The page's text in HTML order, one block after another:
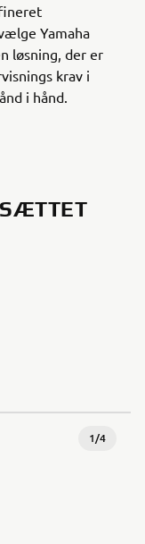
Yamaha
løsning, der er
krav i
i hånd.
1/4